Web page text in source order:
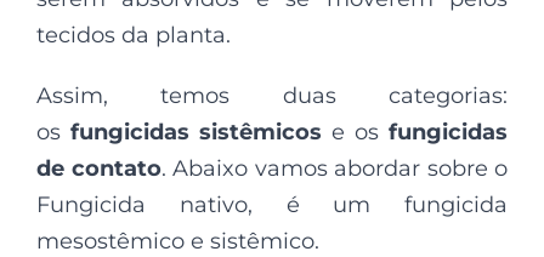
tecidos da planta.
Assim, temos duas categorias:
os fungicidas sistêmicos e os fungicidas
de contato. Abaixo vamos abordar sobre o
Fungicida nativo, é um fungicida
mesostêmico e sistêmico.